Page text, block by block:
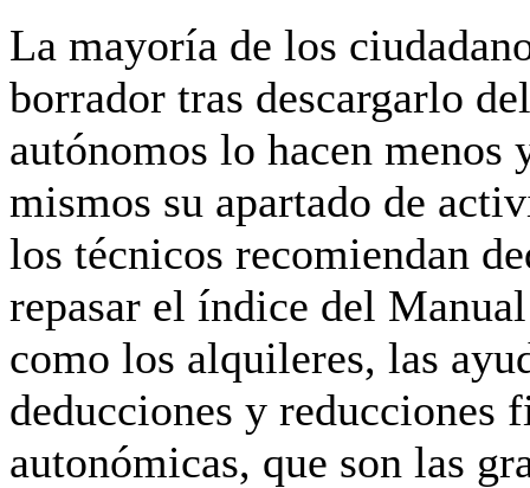
La mayoría de los
borrador tras descargarlo
autónomos lo hacen menos
mismos su apartado de
los técnicos recomiendan
repasar el índice del
como los alquileres, las
deducciones y reducciones
autonómicas, que son las